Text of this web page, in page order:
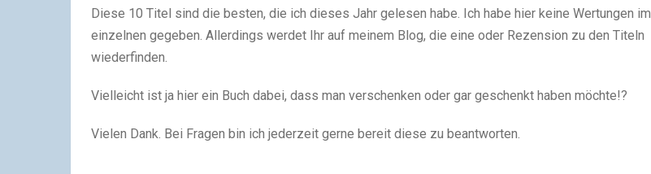
Diese 10 Titel sind die besten, die ich dieses Jahr gelesen habe. Ich habe hier keine Wertungen im
einzelnen gegeben. Allerdings werdet Ihr auf meinem Blog, die eine oder Rezension zu den Titeln
wiederfinden.
Vielleicht ist ja hier ein Buch dabei, dass man verschenken oder gar geschenkt haben möchte!?
Vielen Dank. Bei Fragen bin ich jederzeit gerne bereit diese zu beantworten.